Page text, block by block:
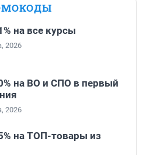
на все курсы
2026
на ВО и СПО в первый
2026
на ТОП-товары из